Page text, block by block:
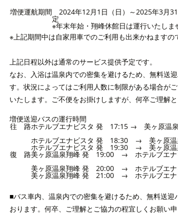
増便運航期間 2024年12月1日（日）～2025年3月
定
※年末年始・翔峰休館日は運行いたしま
※上記期間中は自家用車でのご利用も出来かねますの
上記日程以外は通常のサービス提供予定です。
なお、入浴は温泉内での密集を避けるため、無料送
す。状況によってはご利用人数に制限がある場合が
いたします。ご不便をお掛けしますが、何卒ご理解
増便送迎バスの運行時間
往 路ホテルブエナビスタ 発 17:15 → 美ヶ原温
ホテルブエナビスタ 発 18:30 → 美ヶ原
ホテルブエナビスタ 発 19:30 → 美ヶ原
復 路美ヶ原温泉翔峰 発 19:00 → ホテルブエナ
美ヶ原温泉翔峰 発 20:00 → ホテルブエ
美ヶ原温泉翔峰 発 21:00 → ホテルブエ
■バス車内、温泉内での密集を避けるため、無料送
おります。何卒、ご理解とご協力の程宜しくお願い申